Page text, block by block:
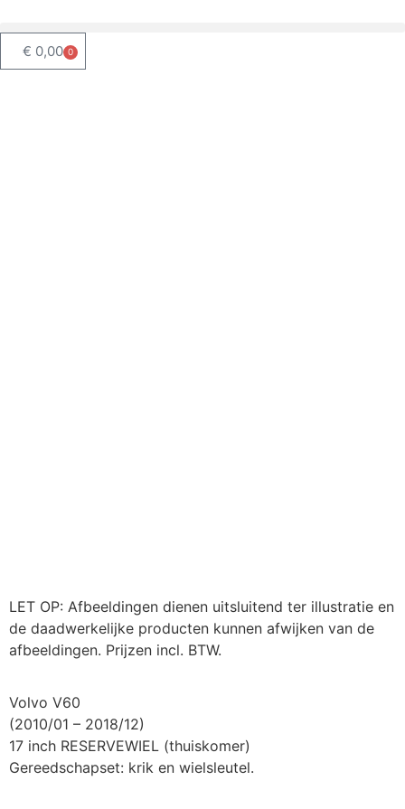
€ 0,00 0
LET OP: Afbeeldingen dienen uitsluitend ter illustratie en
de daadwerkelijke producten kunnen afwijken van de
afbeeldingen. Prijzen incl. BTW.
Volvo V60
(2010/01 – 2018/12)
17 inch RESERVEWIEL (thuiskomer)
Gereedschapset: krik en wielsleutel.